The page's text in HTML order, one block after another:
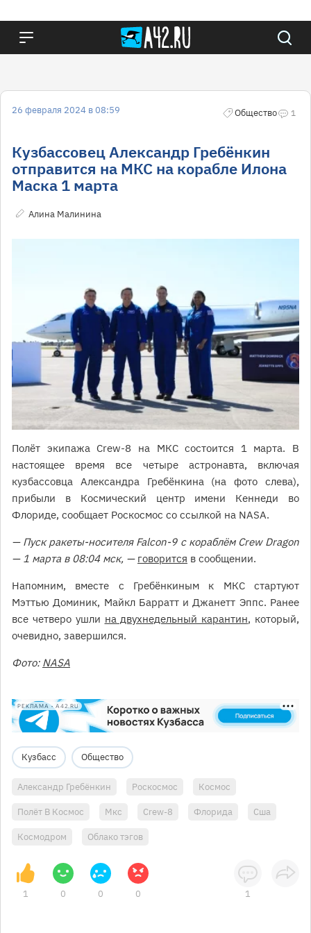
26 февраля 2024 в 08:59 Общество 1
Кузбассовец Александр Гребёнкин
отправится на МКС на корабле Илона
Маска 1 марта
Алина Малинина
Полёт экипажа Crew-8 на МКС состоится 1 марта. В
настоящее время все четыре астронавта, включая
кузбассовца Александра Гребёнкина (на фото слева),
прибыли в Космический центр имени Кеннеди во
Флориде, сообщает Роскосмос со ссылкой на NASA.
— Пуск ракеты-носителя Falcon-9 с кораблём Crew Dragon
— 1 марта в 08:04 мск, — говорится в сообщении.
Напомним, вместе с Гребёнкиным к МКС стартуют
Мэттью Доминик, Майкл Барратт и Джанетт Эппс. Ранее
все четверо ушли на двухнедельный карантин, который,
очевидно, завершился.
Фото: NASA
РЕКЛАМА • A42.RU
Кузбасс Общество
Александр Гребёнкин Роскосмос Космос
Полёт В Космос Мкс Crew-8 Флорида Сша
Космодром Облако тэгов
1 0 0 0 1